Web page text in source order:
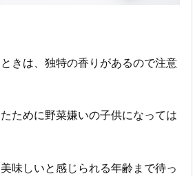
きは、独特の香りがあるので注意
ために野菜嫌いの子供になっては
味しいと感じられる年齢まで待っ